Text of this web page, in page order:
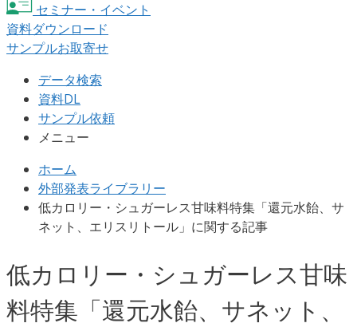
セミナー・イベント
資料ダウンロード
サンプルお取寄せ
データ検索
資料DL
サンプル依頼
メニュー
ホーム
外部発表ライブラリー
低カロリー・シュガーレス甘味料特集「還元水飴、サ
ネット、エリスリトール」に関する記事
低カロリー・シュガーレス甘味
料特集「還元水飴、サネット、